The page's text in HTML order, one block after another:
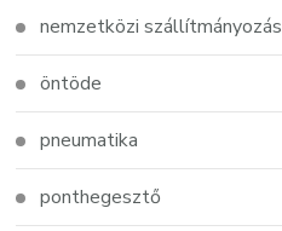
nemzetközi szállítmányozás
öntöde
pneumatika
ponthegesztő